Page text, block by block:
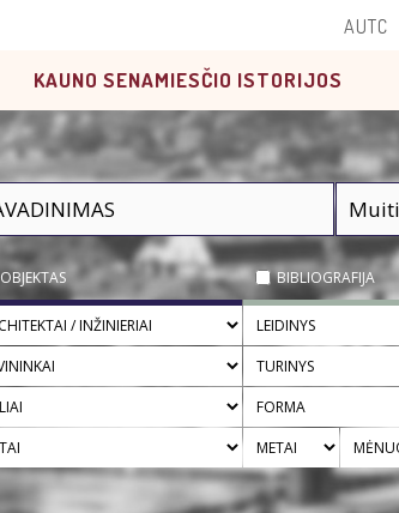
AUTC
KAUNO SENAMIESČIO ISTORIJOS
OBJEKTAS BIBLIOGRAFIJA